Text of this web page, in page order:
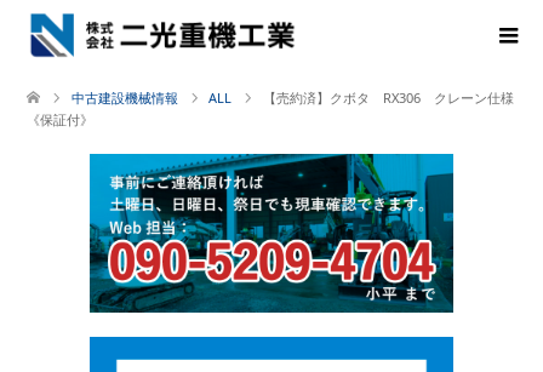
中古建設機械情報 ALL
【売約済】クボタ RX306 クレーン仕様
《保証付》